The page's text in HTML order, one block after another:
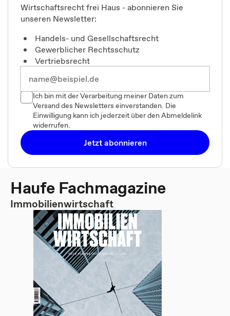
Wirtschaftsrecht frei Haus - abonnieren Sie
unseren Newsletter:
Handels- und Gesellschaftsrecht
Gewerblicher Rechtsschutz
Vertriebsrecht
Ich bin mit der Verarbeitung meiner Daten zum
Versand des Newsletters einverstanden. Die
Einwilligung kann ich jederzeit über den Abmeldelink
widerrufen.
Jetzt abonnieren
Haufe Fachmagazine
Immobilienwirtschaft